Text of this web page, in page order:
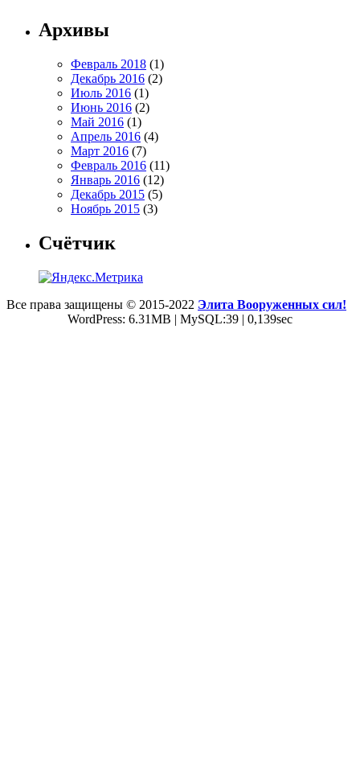
Архивы
Февраль 2018 (1)
Декабрь 2016 (2)
Июль 2016 (1)
Июнь 2016 (2)
Май 2016 (1)
Апрель 2016 (4)
Март 2016 (7)
Февраль 2016 (11)
Январь 2016 (12)
Декабрь 2015 (5)
Ноябрь 2015 (3)
Счётчик
Все права защищены © 2015-2022 Элита Вооруженных сил!
WordPress: 6.31MB | MySQL:39 | 0,139sec